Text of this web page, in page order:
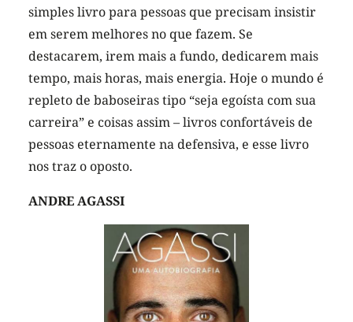
simples livro para pessoas que precisam insistir
em serem melhores no que fazem. Se
destacarem, irem mais a fundo, dedicarem mais
tempo, mais horas, mais energia. Hoje o mundo é
repleto de baboseiras tipo “seja egoísta com sua
carreira” e coisas assim – livros confortáveis de
pessoas eternamente na defensiva, e esse livro
nos traz o oposto.
ANDRE AGASSI